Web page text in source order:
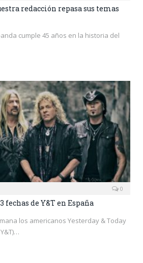
redacción repasa sus temas
cumple 45 años en la historia del
0
fechas de Y&T en España
los americanos Yesterday & Today